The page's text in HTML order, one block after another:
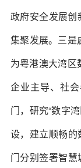
政府安全发展
集聚发展。三是
为粤港澳大湾区
企业主导、社
门，研究“数字
设，建立顺畅
门分别签署智